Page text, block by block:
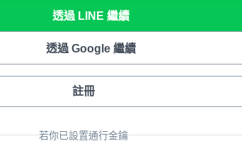
透過 LINE 繼續
透過 Google 繼續
註冊
若你已設置通行金鑰